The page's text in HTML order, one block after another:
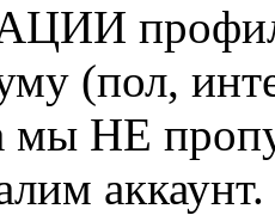
профиль
(пол,
НЕ